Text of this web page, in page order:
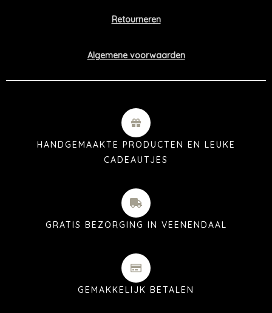
Retourneren
Algemene voorwaarden
HANDGEMAAKTE PRODUCTEN EN LEUKE
CADEAUTJES
GRATIS BEZORGING IN VEENENDAAL
GEMAKKELIJK BETALEN